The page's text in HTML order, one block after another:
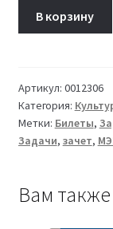
Культура
речи
и
деловое
ТМ-009/10-
1
В корзину
Артикул: 0012306
Категория:
Метки: Билеты,
Задачи, зачет,
Вам